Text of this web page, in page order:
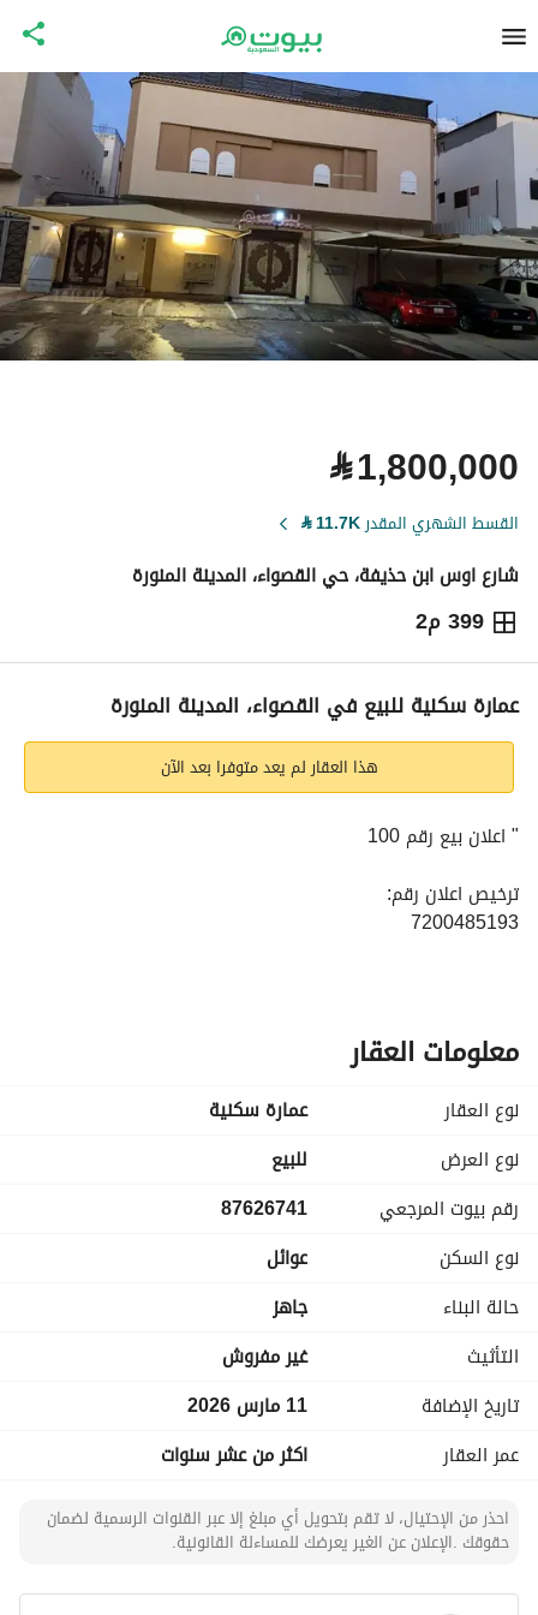
⃁1,800,000
القسط الشهري المقدر11.7K
⃁
شارع اوس ابن حذيفة، حي القصواء، المدينة المنورة
399 م2
⃁
1,800,000
التفاصيل معلومات ترخيص الإعلان حاسبة التمويلعمارة سكنية للبيع في القصواء، المدينة المنورة
هذا العقار لم يعد متوفرا بعد الآن
" اعلان بيع رقم 100
ترخيص اعلان رقم:
7200485193
عمارة سكنية للبيع
المساحه::(399)
عمر العقار: 31 سنة
الواجهه :
غربا :شارع عرض 20 م بطول 20م
محتويات العقار :
الدور الارضي:
شقة مكونة من:
5 غرف
3 دورات مياه
مطبخ كبير
الدور الاول:
شقة مكونة من:
صاله كبيرة
مطبخ كبير
معلومات العقار
نوع العقار
عمارة سكنية
نوع العرض
للبيع
رقم بيوت المرجعي
87626741
نوع السكن
عوائل
حالة البناء
جاهز
التأثيث
غير مفروش
تاريخ الإضافة
11 مارس 2026
عمر العقار
اكثر من عشر سنوات
احذر من الإحتيال، لا تقم بتحويل أي مبلغ إلا عبر القنوات الرسمية لضمان
حقوقك .الإعلان عن الغير يعرضك للمساءلة القانونية.